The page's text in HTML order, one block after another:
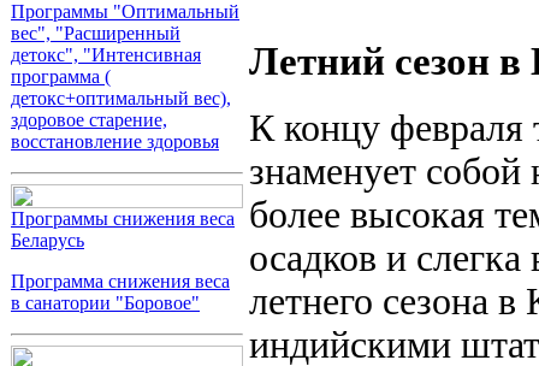
Программы "Оптимальный
вес", "Расширенный
детокс", "Интенсивная
программа (
детокс+оптимальный вес),
здоровое старение,
восстановление здоровья
Программы снижения веса
Беларусь
Программа снижения веса
в санатории "Боровое"
Летний сезон в
К концу февраля
знаменует собой
более высокая
осадков и
летнего сезона
индийскими